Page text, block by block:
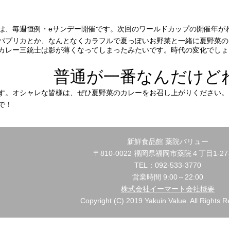
、毎週恒例・eサンデー開催です。次回のワールドカップの開催年
プリカとか、なんとなくカラフルで夏っぽいお野菜と一緒に夏野菜
レー三銃士は影が薄くなってしまったみたいです。時代の変化でし
普通が一番なんだけど
。オシャレな皆様は、ぜひ夏野菜のカレーをお召し上がりください。
！
新鮮食品館 薬院バリュー
〒810-0022 福岡県福岡市薬院４丁目1-
TEL：092-533-3770
営業時間 9:00～22:00
株式会社イーマート会社概要
Copyright (C) 2019 Yakuin Value. All Rights